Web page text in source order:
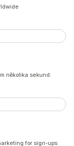
několika sekund.
for sign-ups